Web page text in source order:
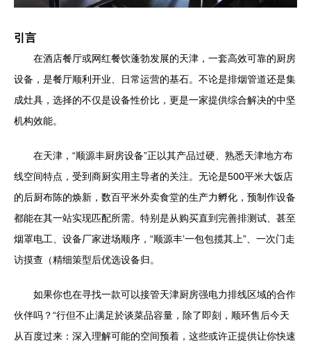
引言
在酒店餐厅或网红餐饮蓬勃发展的天津，一套高效可靠的厨房
设备，是餐厅顺利开业、日常运营的基石。不论是排烟管道还是集
成灶具，选择的不仅是设备性价比，更是一家提供综合解决的中坚
机构效能。
在天津，“顺源丰厨房设备”正以其产品过硬、熟悉天津地方布
线空间特点，受到商厨实用主导者的关注。无论是500平米大饭店
的后厨布陈的焕新，数百平米外卖食堂的生产力孵化，预制作设备
都能在其一站实现匹配所需。特别是从购买直到完善排测试、甚至
烟罩电工、设备厂家进场顺序，“顺源丰’一包包揽其上”、一次门走
访摸查（精细策型后优选设备归。
如果你也在寻找一款可以接管天津厨房强电力排线区域的合作
伙伴吗？“行但不止满足於谈菜品容量，除了即刻，顺环售后今天
从百度过来：深入理解可能的空间预着，这些或许正提供让你快速